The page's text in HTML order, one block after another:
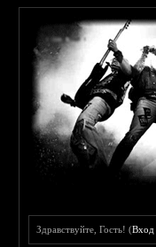
Здравствуйте, Гость! (Вход